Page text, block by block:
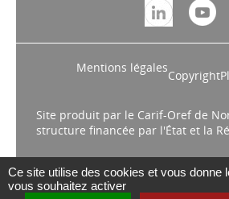
Mentions légales
Copyright
Site produit par le Carif-Oref de
structure financée par l'État et la
Ce site utilise des cookies et vous donne
vous souhaitez activer